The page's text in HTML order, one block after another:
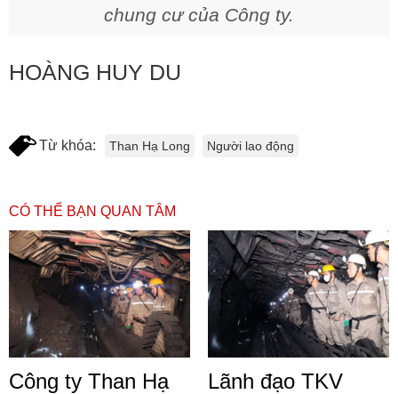
chung cư của Công ty.
HOÀNG HUY DU
Từ khóa: Than Hạ Long Người lao động
CÓ THỂ BẠN QUAN TÂM
Công ty Than Hạ
Lãnh đạo TKV